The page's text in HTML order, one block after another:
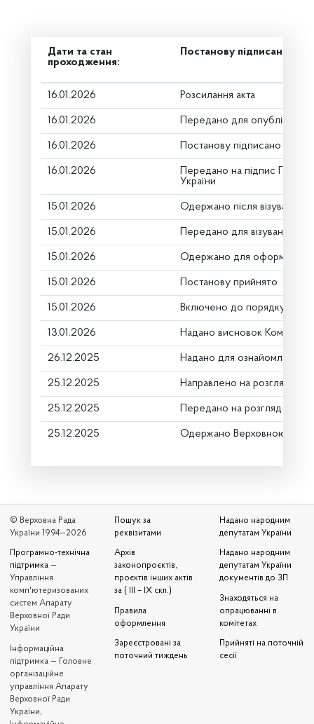
Дати та стан
проходження:
Постанову підписано
16.01.2026 Розсилання акта
16.01.2026 Передано для
16.01.2026 Постанову підписано
16.01.2026
Передано на підпис Голові
України
15.01.2026 Одержано після візування
15.01.2026 Передано для візування в
15.01.2026 Одержано для оформлення
15.01.2026 Постанову прийнято
15.01.2026 Включено до порядку
13.01.2026 Надано висновок Комітету
26.12.2025 Надано для ознайомлення
25.12.2025 Направлено на розгляд
25.12.2025 Передано на розгляд
25.12.2025 Одержано Верховною
© Верховна Рада
України 1994—2026
Програмно-технічна
підтримка —
Управління
комп'ютеризованих
систем Апарату
Верховної Ради
України
Iнформаційна
підтримка — Головне
організаційне
управління Апарату
Верховної Ради
України,
Пошук за
реквізитами
Архів
законопроєктів,
проєктів інших актів
за ( III – IX скл.)
Правила
оформлення
Зареєстровані за
поточний тиждень
Надано народним
депутатам України
Надано народним
депутатам України
документів до ЗП
Знаходяться на
опрацюванні в
комітетах
Прийняті на поточній
сесії